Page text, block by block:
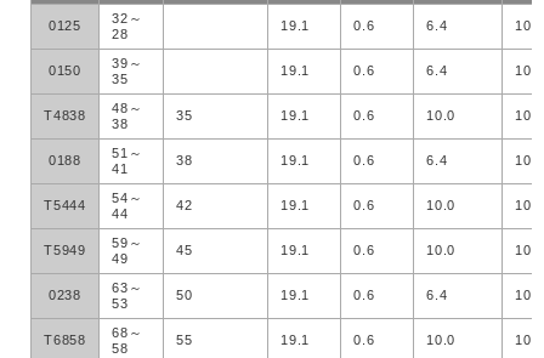
0125
32～
28
19.1 0.6 6.4 100
0150
39～
35
19.1 0.6 6.4 100
T4838
48～
38
35 19.1 0.6 10.0 100
0188
51～
41
38 19.1 0.6 6.4 100
T5444
54～
44
42 19.1 0.6 10.0 100
T5949
59～
49
45 19.1 0.6 10.0 100
0238
63～
53
50 19.1 0.6 6.4 100
T6858
68～
58
55 19.1 0.6 10.0 100